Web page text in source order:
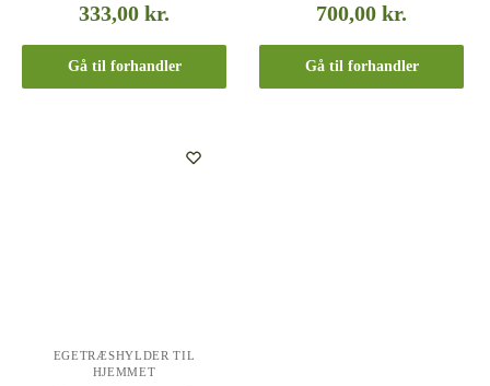
333,00kr.
Gå til forhandler
700,00kr.
Gå til forhandler
EGETRÆSHYLDER TIL
HJEMMET